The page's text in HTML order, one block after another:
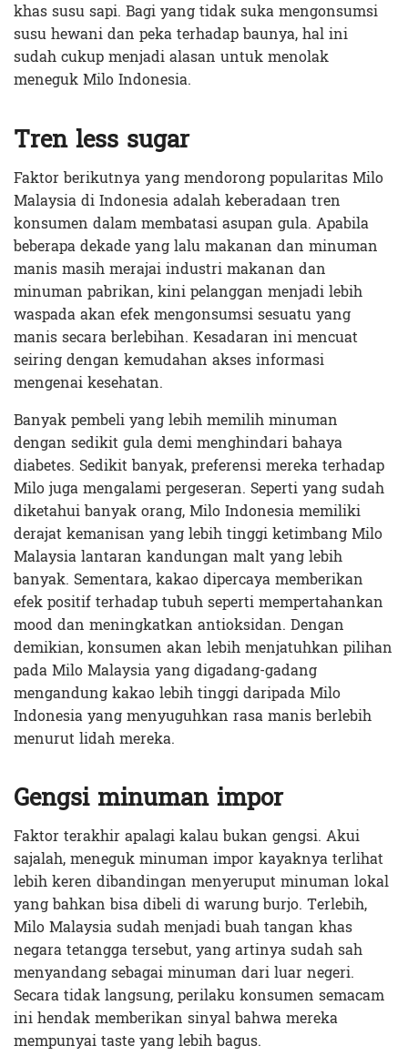
khas susu sapi. Bagi yang tidak suka mengonsumsi
susu hewani dan peka terhadap baunya, hal ini
sudah cukup menjadi alasan untuk menolak
meneguk Milo Indonesia.
Tren less sugar
Faktor berikutnya yang mendorong popularitas Milo
Malaysia di Indonesia adalah keberadaan tren
konsumen dalam membatasi asupan gula. Apabila
beberapa dekade yang lalu makanan dan minuman
manis masih merajai industri makanan dan
minuman pabrikan, kini pelanggan menjadi lebih
waspada akan efek mengonsumsi sesuatu yang
manis secara berlebihan. Kesadaran ini mencuat
seiring dengan kemudahan akses informasi
mengenai kesehatan.
Banyak pembeli yang lebih memilih minuman
dengan sedikit gula demi menghindari bahaya
diabetes. Sedikit banyak, preferensi mereka terhadap
Milo juga mengalami pergeseran. Seperti yang sudah
diketahui banyak orang, Milo Indonesia memiliki
derajat kemanisan yang lebih tinggi ketimbang Milo
Malaysia lantaran kandungan malt yang lebih
banyak. Sementara, kakao dipercaya memberikan
efek positif terhadap tubuh seperti mempertahankan
mood dan meningkatkan antioksidan. Dengan
demikian, konsumen akan lebih menjatuhkan pilihan
pada Milo Malaysia yang digadang-gadang
mengandung kakao lebih tinggi daripada Milo
Indonesia yang menyuguhkan rasa manis berlebih
menurut lidah mereka.
Gengsi minuman impor
Faktor terakhir apalagi kalau bukan gengsi. Akui
sajalah, meneguk minuman impor kayaknya terlihat
lebih keren dibandingan menyeruput minuman lokal
yang bahkan bisa dibeli di warung burjo. Terlebih,
Milo Malaysia sudah menjadi buah tangan khas
negara tetangga tersebut, yang artinya sudah sah
menyandang sebagai minuman dari luar negeri.
Secara tidak langsung, perilaku konsumen semacam
ini hendak memberikan sinyal bahwa mereka
mempunyai taste yang lebih bagus.